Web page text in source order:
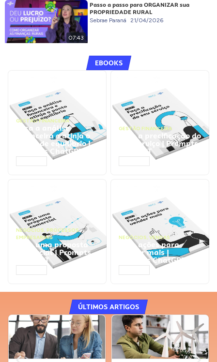
07:43
Passo a passo para ORGANIZAR sua
PROPRIEDADE RURAL
Sebrae Paraná 21/04/2026
EBOOKS
GESTÃO FINANCEIRA
Faça a análise
financeira e atinja o
ponto de equilíbrio |
Prompts ChatGPT
GESTÃO FINANCEIRA
Faça a precificação do
seu serviço | Prompts
ChatGPT
NEGÓCIOS, PROCESSOS
EMPRESARIAIS
Faça uma proposta
comercial | Prompts
ChatGPT
NEGÓCIOS, VENDAS
Faça ações para
vender mais |
Prompts ChatGPT
ÚLTIMOS ARTIGOS